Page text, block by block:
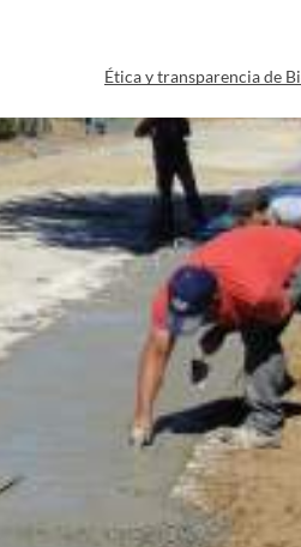
Ética y transparencia de